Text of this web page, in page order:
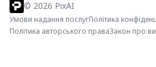
© 2026 PixAI
Умови надання послугПолітика
Політика авторського праваЗакон про